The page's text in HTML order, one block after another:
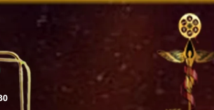
30 أغسطس، 2025